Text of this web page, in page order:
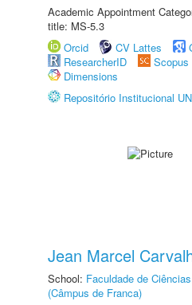
Academic Appointment
title: MS-5.3
Orcid
CV Lattes
ResearcherID
Scopus
Dimensions
Repositório Institucional
Jean Marcel
School: Faculdade de
(Câmpus de Franca)